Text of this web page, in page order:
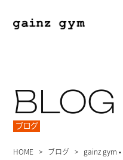
BLOG
ブログ
HOME ブログ gainz gym •